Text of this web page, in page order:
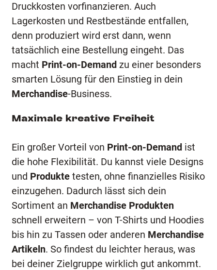
Druckkosten vorfinanzieren. Auch
Lagerkosten und Restbestände entfallen,
denn produziert wird erst dann, wenn
tatsächlich eine Bestellung eingeht. Das
macht Print-on-Demand zu einer besonders
smarten Lösung für den Einstieg in dein
Merchandise-Business.
Maximale kreative Freiheit
Ein großer Vorteil von Print-on-Demand ist
die hohe Flexibilität. Du kannst viele Designs
und Produkte testen, ohne finanzielles Risiko
einzugehen. Dadurch lässt sich dein
Sortiment an Merchandise Produkten
schnell erweitern – von T-Shirts und Hoodies
bis hin zu Tassen oder anderen Merchandise
Artikeln. So findest du leichter heraus, was
bei deiner Zielgruppe wirklich gut ankommt.